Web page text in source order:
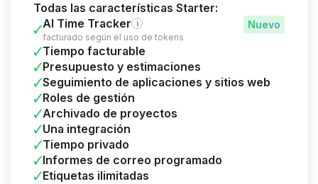
Todas las características Starter:
AI Time Tracker
i
facturado según el uso de tokens
Tiempo facturable
Presupuesto y estimaciones
Seguimiento de aplicaciones y sitios web
Roles de gestión
Archivado de proyectos
Una integración
Tiempo privado
Informes de correo programado
Etiquetas ilimitadas